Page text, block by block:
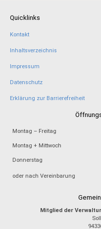
Quicklinks
Kontakt
Inhaltsverzeichnis
Impressum
Datenschutz
Erklärung zur Barrierefreiheit
Montag – Freitag
Montag + Mittwoch
Donnerstag
oder nach Vereinbarung
Mitglied der